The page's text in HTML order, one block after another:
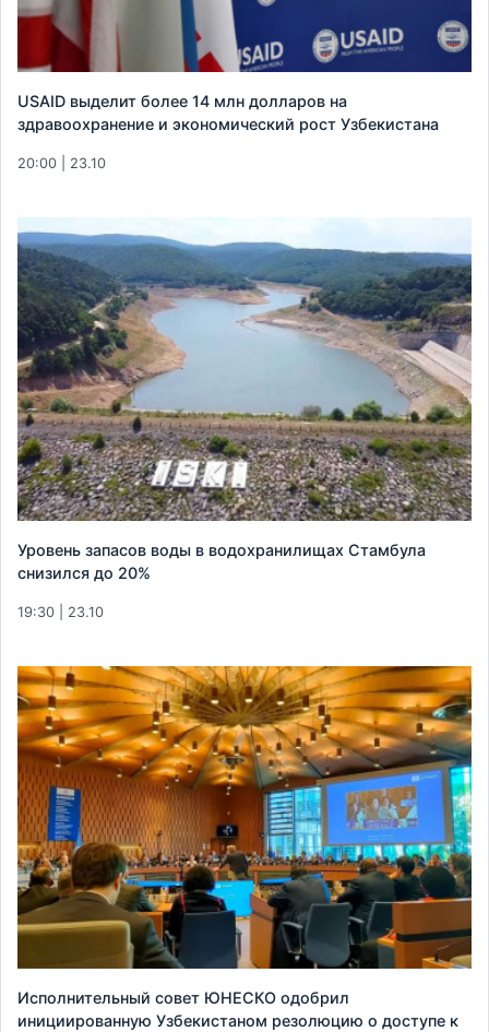
USAID выделит более 14 млн долларов на
здравоохранение и экономический рост Узбекистана
20:00 | 23.10
Уровень запасов воды в водохранилищах Стамбула
снизился до 20%
19:30 | 23.10
Исполнительный совет ЮНЕСКО одобрил
инициированную Узбекистаном резолюцию о доступе к